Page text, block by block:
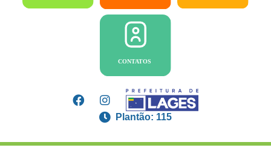
Plantão: 115